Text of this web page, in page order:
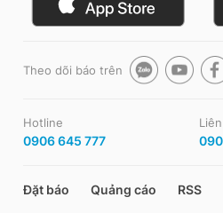
Theo dõi báo trên
Hotline
0906 645 777
Đặt báo Quảng cáo RSS